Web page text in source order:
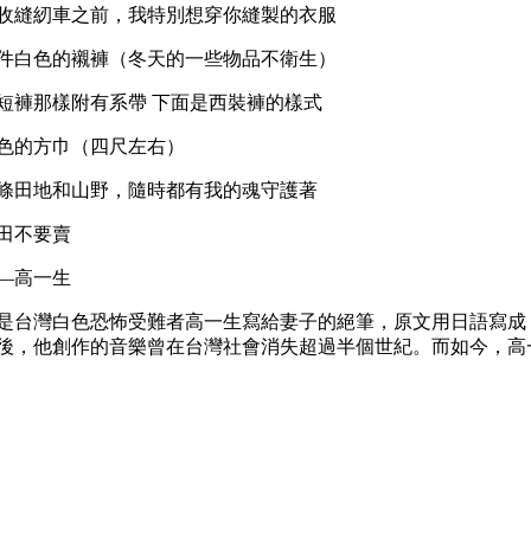
縫紉車之前，我特別想穿你縫製的衣服
白色的襯褲（冬天的一些物品不衛生）
褲那樣附有系帶 下面是西裝褲的樣式
的方巾（四尺左右）
田地和山野，隨時都有我的魂守護著
不要賣
一生
台灣白色恐怖受難者高一生寫給妻子的絕筆，原文用日語寫
，他創作的音樂曾在台灣社會消失超過半個世紀。而如今，